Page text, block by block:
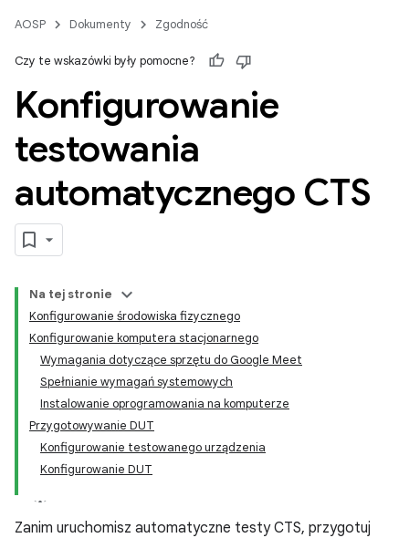
AOSP Dokumenty Zgodność
Czy te wskazówki były pomocne?
Konfigurowanie
testowania
automatycznego CTS
Na tej stronie
Konfigurowanie środowiska fizycznego
Konfigurowanie komputera stacjonarnego
Wymagania dotyczące sprzętu do Google Meet
Spełnianie wymagań systemowych
Instalowanie oprogramowania na komputerze
Przygotowywanie DUT
Konfigurowanie testowanego urządzenia
Konfigurowanie DUT
Zanim uruchomisz automatyczne testy CTS, przygotuj